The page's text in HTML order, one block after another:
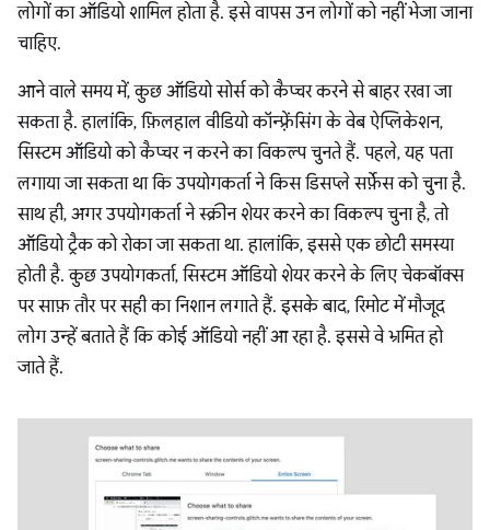
लोगों का ऑडियो शामिल होता है. इसे वापस उन लोगों को नहीं भेजा जाना
चाहिए.
आने वाले समय में, कुछ ऑडियो सोर्स को कैप्चर करने से बाहर रखा जा
सकता है. हालांकि, फ़िलहाल वीडियो कॉन्फ़्रेंसिंग के वेब ऐप्लिकेशन,
सिस्टम ऑडियो को कैप्चर न करने का विकल्प चुनते हैं. पहले, यह पता
लगाया जा सकता था कि उपयोगकर्ता ने किस डिसप्ले सर्फ़ेस को चुना है.
साथ ही, अगर उपयोगकर्ता ने स्क्रीन शेयर करने का विकल्प चुना है, तो
ऑडियो ट्रैक को रोका जा सकता था. हालांकि, इससे एक छोटी समस्या
होती है. कुछ उपयोगकर्ता, सिस्टम ऑडियो शेयर करने के लिए चेकबॉक्स
पर साफ़ तौर पर सही का निशान लगाते हैं. इसके बाद, रिमोट में मौजूद
लोग उन्हें बताते हैं कि कोई ऑडियो नहीं आ रहा है. इससे वे भ्रमित हो
जाते हैं.